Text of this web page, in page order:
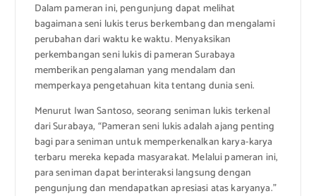
Dalam pameran ini, pengunjung dapat melihat
bagaimana seni lukis terus berkembang dan mengalami
perubahan dari waktu ke waktu. Menyaksikan
perkembangan seni lukis di pameran Surabaya
memberikan pengalaman yang mendalam dan
memperkaya pengetahuan kita tentang dunia seni.
Menurut Iwan Santoso, seorang seniman lukis terkenal
dari Surabaya, “Pameran seni lukis adalah ajang penting
bagi para seniman untuk memperkenalkan karya-karya
terbaru mereka kepada masyarakat. Melalui pameran ini,
para seniman dapat berinteraksi langsung dengan
pengunjung dan mendapatkan apresiasi atas karyanya.”